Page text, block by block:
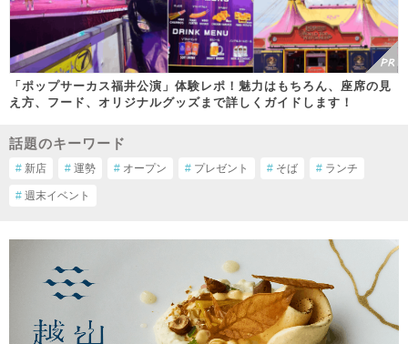
「ポップサーカス福井公演」体験レポ！魅力はもちろん、座席の見
え方、フード、オリジナルグッズまで詳しくガイドします！
話題のキーワード
# 新店 # 運勢 # オープン # プレゼント # そば # ランチ
# 週末イベント